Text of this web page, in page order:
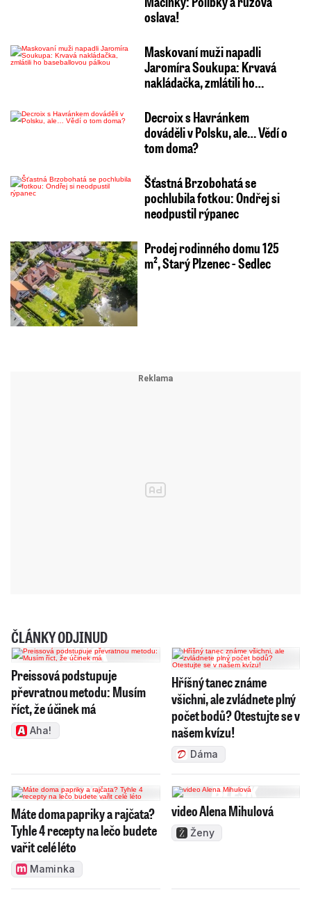
oslava!
Maskovaní muži napadli
Jaromíra Soukupa: Krvavá
nakládačka, zmlátili ho…
Decroix s Havránkem
dováděli v Polsku, ale… Vědí o
tom doma?
Šťastná Brzobohatá se
pochlubila fotkou: Ondřej si
neodpustil rýpanec
Prodej rodinného domu 125
m², Starý Plzenec - Sedlec
ČLÁNKY ODJINUD
Preissová podstupuje
převratnou metodu: Musím
říct, že účinek má
Aha!
Hříšný tanec známe
všichni, ale zvládnete plný
počet bodů? Otestujte se v
našem kvízu!
Dáma
Máte doma papriky a rajčata?
Tyhle 4 recepty na lečo budete
vařit celé léto
Maminka
video Alena Mihulová
Ženy